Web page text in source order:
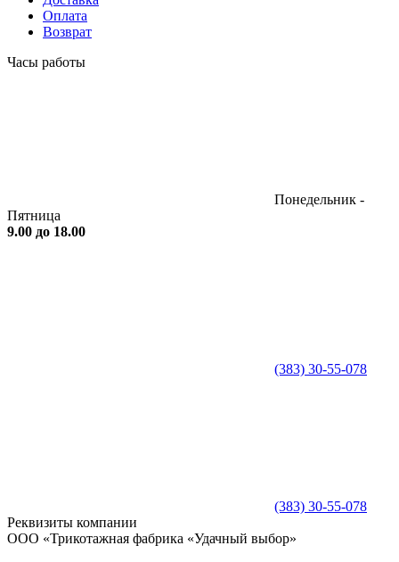
Оплата
Возврат
Часы работы
Понедельник -
Пятница
9.00 до 18.00
(383) 30-55-078
(383) 30-55-078
Реквизиты компании
ООО «Трикотажная фабрика «Удачный выбор»